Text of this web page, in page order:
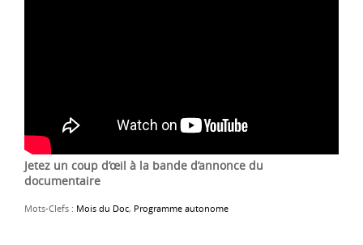
Jetez un coup d’œil à la bande d’annonce du
documentaire
Mots-Clefs : Mois du Doc, Programme autonome